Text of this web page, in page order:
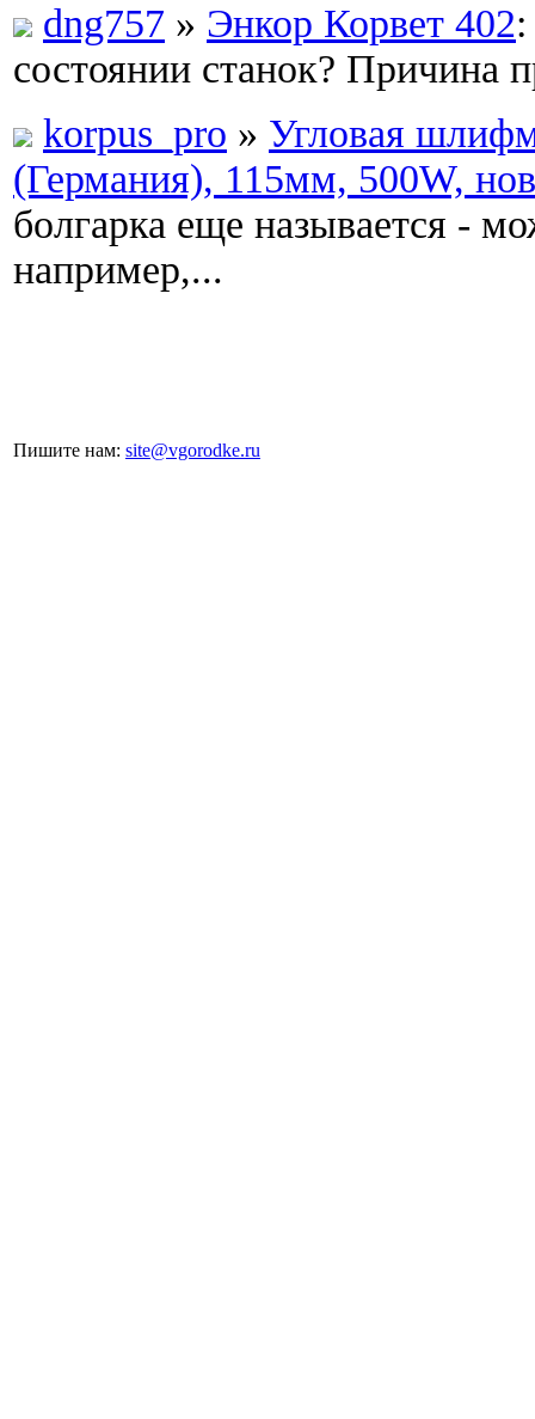
dng757 » Энкор Корвет 402
состоянии станок? Причина
korpus_pro » Угловая
(Германия), 115мм, 500W,
болгарка еще называется -
например,...
Пишите нам: site@vgorodke.ru